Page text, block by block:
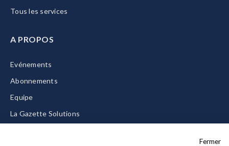
Tous les services
A PROPOS
Evénements
Abonnements
Equipe
La Gazette Solutions
Fermer